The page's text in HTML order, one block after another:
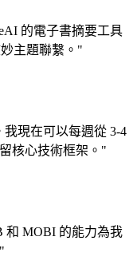
的電子書摘要工具
主題聯繫。"
現在可以每週從 3-4
核心技術框架。"
和 MOBI 的能力為我